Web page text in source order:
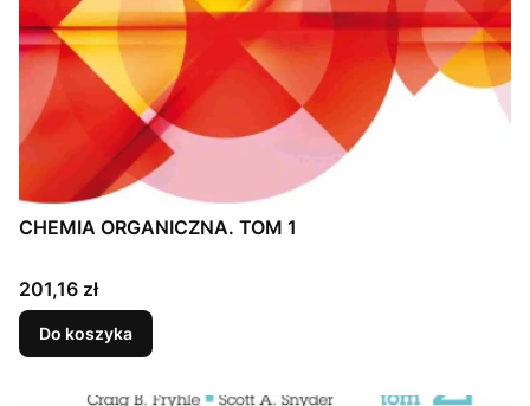
CHEMIA ORGANICZNA. TOM 1
Cena
201,16 zł
Do koszyka